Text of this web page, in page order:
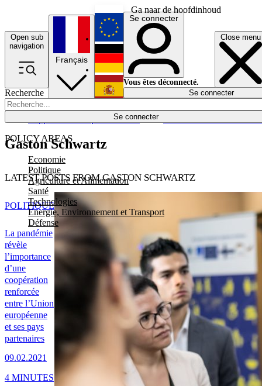
Ga naar de hoofdinhoud
Open sub
navigation
Close menu
Recherche
Se connecter
POLICY AREAS
Economie
Politique
Agriculture et Alimentation
Santé
Technologies
Energie, Environnement et Transport
Défense
Économie
Français
English
Deutsch
Español
Se connecter
Vous êtes déconnecté.
Se connecter
Gaston Schwartz
LATEST POSTS FROM GASTON SCHWARTZ
La pandémie
révèle
l’importance
d’une
coopération
renforcée
entre l’Union
européenne
et ses pays
partenaires
09.02.2021
POLITIQUE
4 MINUTES